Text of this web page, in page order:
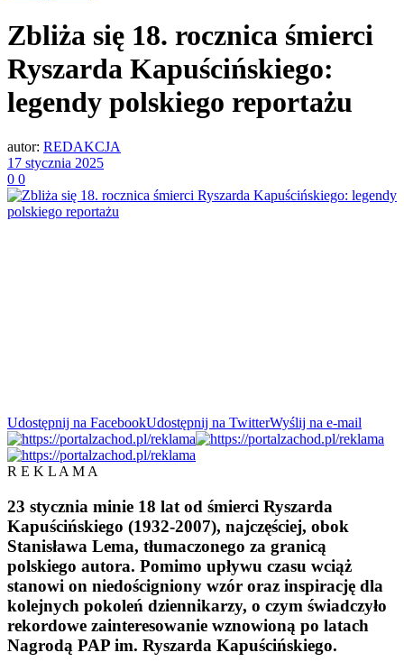
Zbliża się 18. rocznica śmierci
Ryszarda Kapuścińskiego:
legendy polskiego reportażu
autor: REDAKCJA
17 stycznia 2025
0 0
Udostępnij na FacebookUdostępnij na TwitterWyślij na e-mail
R E K L A M A
23 stycznia minie 18 lat od śmierci Ryszarda
Kapuścińskiego (1932-2007), najczęściej, obok
Stanisława Lema, tłumaczonego za granicą
polskiego autora. Pomimo upływu czasu wciąż
stanowi on niedościgniony wzór oraz inspirację dla
kolejnych pokoleń dziennikarzy, o czym świadczyło
rekordowe zainteresowanie wznowioną po latach
Nagrodą PAP im. Ryszarda Kapuścińskiego.